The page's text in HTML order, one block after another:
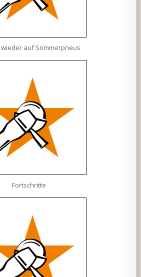
wieder auf Sommerpneus
Fortschritte